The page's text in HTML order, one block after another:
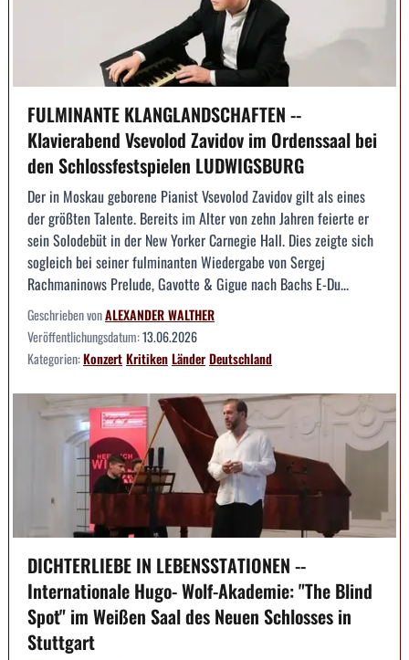
FULMINANTE KLANGLANDSCHAFTEN --
Klavierabend Vsevolod Zavidov im Ordenssaal bei
den Schlossfestspielen LUDWIGSBURG
Der in Moskau geborene Pianist Vsevolod Zavidov gilt als eines
der größten Talente. Bereits im Alter von zehn Jahren feierte er
sein Solodebüt in der New Yorker Carnegie Hall. Dies zeigte sich
sogleich bei seiner fulminanten Wiedergabe von Sergej
Rachmaninows Prelude, Gavotte & Gigue nach Bachs E-Du...
Geschrieben vonALEXANDER WALTHER
Veröffentlichungsdatum:13.06.2026
Kategorien:KonzertKritikenLänderDeutschland
DICHTERLIEBE IN LEBENSSTATIONEN --
Internationale Hugo- Wolf-Akademie: "The Blind
Spot" im Weißen Saal des Neuen Schlosses in
Stuttgart